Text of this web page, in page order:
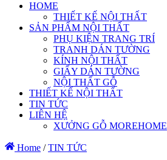
HOME
THIẾT KẾ NỘI THẤT
SẢN PHẨM NỘI THẤT
PHỤ KIỆN TRANG TRÍ
TRANH DÁN TƯỜNG
KÍNH NỘI THẤT
GIẤY DÁN TƯỜNG
NỘI THẤT GỖ
THIẾT KẾ NỘI THẤT
TIN TỨC
LIÊN HỆ
XƯỞNG GỖ MOREHOME
Home / TIN TỨC